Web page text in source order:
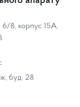
6/8, корпус 15А,
буд. 28